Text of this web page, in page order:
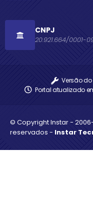
CNPJ
20.921.664/0001-
Versão
Portal atualizado
© Copyright Instar -
reservados - Instar